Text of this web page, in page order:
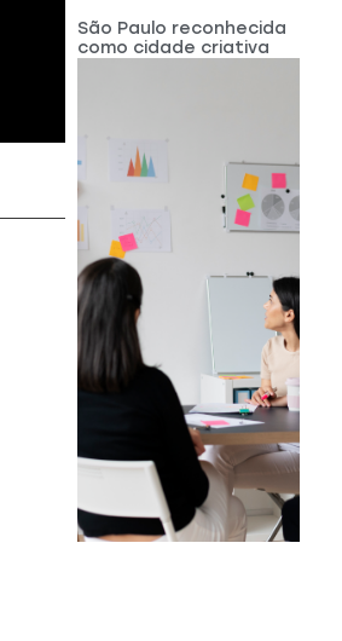
São Paulo reconhecida
como cidade criativa